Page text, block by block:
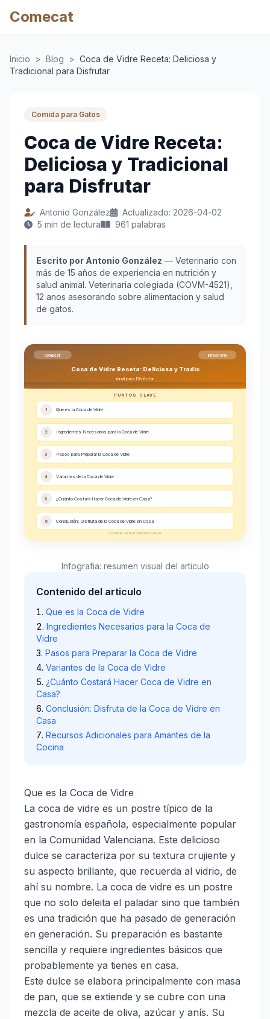
Comecat
Inicio > Blog > Coca de Vidre Receta: Deliciosa y
Tradicional para Disfrutar
Comida para Gatos
Coca de Vidre Receta:
Deliciosa y Tradicional
para Disfrutar
Antonio González
Actualizado: 2026-04-02
5 min de lectura
961 palabras
Escrito por Antonio González — Veterinario con
más de 15 años de experiencia en nutrición y
salud animal. Veterinaria colegiada (COVM-4521),
12 anos asesorando sobre alimentacion y salud
de gatos.
Comecat INFOGRAFIA
Coca de Vidre Receta: Deliciosa y Tradic
ional para Disfrutar
PUNTOS CLAVE
1 Que es la Coca de Vidre
2 Ingredientes Necesarios para la Coca de Vidre
3 Pasos para Preparar la Coca de Vidre
4 Variantes de la Coca de Vidre
5 ¿Cuánto Costará Hacer Coca de Vidre en Casa?
6 Conclusión: Disfruta de la Coca de Vidre en Casa
Comecat - Actualizado 2026-04-02
Infografia: resumen visual del articulo
Contenido del articulo
Que es la Coca de Vidre
Ingredientes Necesarios para la Coca de
Vidre
Pasos para Preparar la Coca de Vidre
Variantes de la Coca de Vidre
¿Cuánto Costará Hacer Coca de Vidre en
Casa?
Conclusión: Disfruta de la Coca de Vidre en
Casa
Recursos Adicionales para Amantes de la
Cocina
Que es la Coca de Vidre
La coca de vidre es un postre típico de la
gastronomía española, especialmente popular
en la Comunidad Valenciana. Este delicioso
dulce se caracteriza por su textura crujiente y
su aspecto brillante, que recuerda al vidrio, de
ahí su nombre. La coca de vidre es un postre
que no solo deleita el paladar sino que también
es una tradición que ha pasado de generación
en generación. Su preparación es bastante
sencilla y requiere ingredientes básicos que
probablemente ya tienes en casa.
Este dulce se elabora principalmente con masa
de pan, que se extiende y se cubre con una
mezcla de aceite de oliva, azúcar y anís. Su